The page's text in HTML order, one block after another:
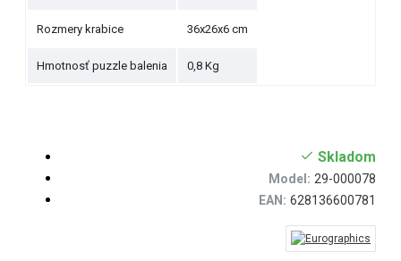
Rozmery krabice 36x26x6 cm
Hmotnosť puzzle balenia 0,8 Kg
Skladom
Model: 29-000078
EAN: 628136600781